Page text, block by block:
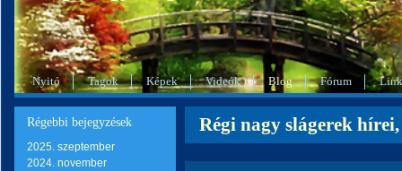
Nyitó Tagok Képek Videók Blog Fórum
Régebbi bejegyzések
2025. szeptember
2024. november
Régi nagy slágerek hírei,